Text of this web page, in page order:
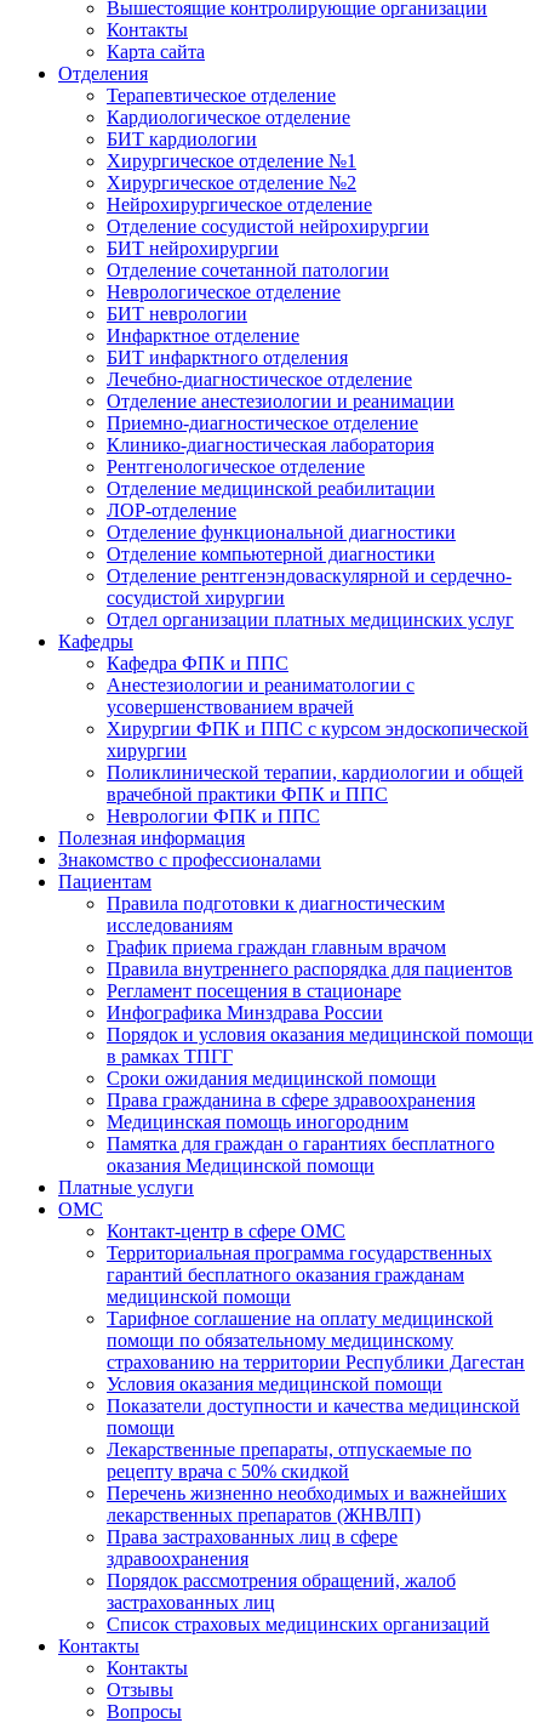
Вышестоящие контролирующие организации
Контакты
Карта сайта
Отделения
Терапевтическое отделение
Кардиологическое отделение
БИТ кардиологии
Хирургическое отделение №1
Хирургическое отделение №2
Нейрохирургическое отделение
Отделение сосудистой нейрохирургии
БИТ нейрохирургии
Отделение сочетанной патологии
Неврологическое отделение
БИТ неврологии
Инфарктное отделение
БИТ инфарктного отделения
Лечебно-диагностическое отделение
Отделение анестезиологии и реанимации
Приемно-диагностическое отделение
Клинико-диагностическая лаборатория
Рентгенологическое отделение
Отделение медицинской реабилитации
ЛОР-отделение
Отделение функциональной диагностики
Отделение компьютерной диагностики
Отделение рентгенэндоваскулярной и сердечно-
сосудистой хирургии
Отдел организации платных медицинских услуг
Кафедры
Кафедра ФПК и ППС
Анестезиологии и реаниматологии с
усовершенствованием врачей
Хирургии ФПК и ППС с курсом эндоскопической
хирургии
Поликлинической терапии, кардиологии и общей
врачебной практики ФПК и ППС
Неврологии ФПК и ППС
Полезная информация
Знакомство с профессионалами
Пациентам
Правила подготовки к диагностическим
исследованиям
График приема граждан главным врачом
Правила внутреннего распорядка для пациентов
Регламент посещения в стационаре
Инфографика Минздрава России
Порядок и условия оказания медицинской помощи
в рамках ТПГГ
Сроки ожидания медицинской помощи
Права гражданина в сфере здравоохранения
Медицинская помощь иногородним
Памятка для граждан о гарантиях бесплатного
оказания Медицинской помощи
Платные услуги
ОМС
Контакт-центр в сфере ОМС
Территориальная программа государственных
гарантий бесплатного оказания гражданам
медицинской помощи
Тарифное соглашение на оплату медицинской
помощи по обязательному медицинскому
страхованию на территории Республики Дагестан
Условия оказания медицинской помощи
Показатели доступности и качества медицинской
помощи
Лекарственные препараты, отпускаемые по
рецепту врача с 50% скидкой
Перечень жизненно необходимых и важнейших
лекарственных препаратов (ЖНВЛП)
Права застрахованных лиц в сфере
здравоохранения
Порядок рассмотрения обращений, жалоб
застрахованных лиц
Список страховых медицинских организаций
Контакты
Контакты
Отзывы
Вопросы